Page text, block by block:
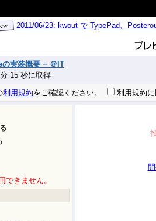
2011/06/23: kwout で TypePad、
実装概要 − ＠IT
15 秒に取得
利用規約をご確認ください。 利用規約に
きません。